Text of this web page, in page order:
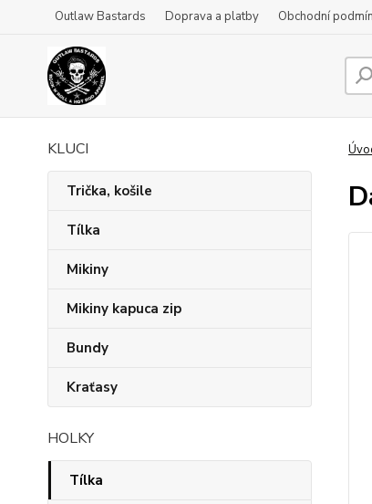
Outlaw Bastards Doprava a platby Obchodní
KLUCI
Trička, košile
Tílka
Mikiny
Mikiny kapuca zip
Bundy
Kraťasy
HOLKY
Tílka